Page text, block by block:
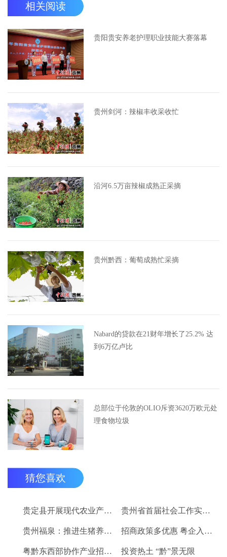
相关阅读
贵阳贵安养老护理职业技能大赛落幕
贵州剑河：辣椒丰收采收忙
沿河6.5万亩辣椒成熟正采摘
贵州黔西：葡萄成熟忙采摘
Nabard的贷款在21财年增长了25.2% 达
到6万亿卢比
总部位于伦敦的OLIO斥资3620万欧元处
理食物垃圾
猜您喜欢
贵定县开展现代农业产业“稻+N”田间示范技术培训 贵州省首届社会工作实务技能大赛启动
贵州福泉：推进生猪养殖现代化 开创产业发展新格局 招商政策多优惠 粤企入黔得实惠
粤黔东西部协作产业招商对接会将于9月8日举行 投资热土 “黔”景无限